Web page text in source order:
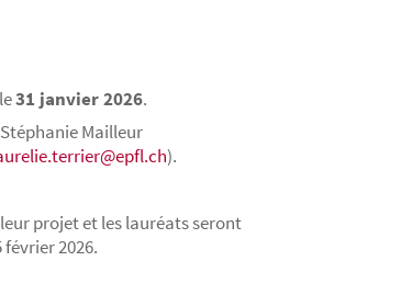
31 janvier 2026.
Mailleur
).
projet et les lauréats seront
2026.